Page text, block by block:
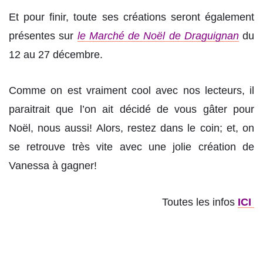
Et pour finir, toute ses créations seront également
présentes sur le Marché de Noël de Draguignandu
12 au 27 décembre.
Comme on est vraiment cool avec nos lecteurs, il
paraitrait que l’on ait décidé de vous gâter pour
Noël, nous aussi! Alors, restez dans le coin; et, on
se retrouve très vite avec une jolie création de
Vanessa à gagner!
Toutes les infos ICI